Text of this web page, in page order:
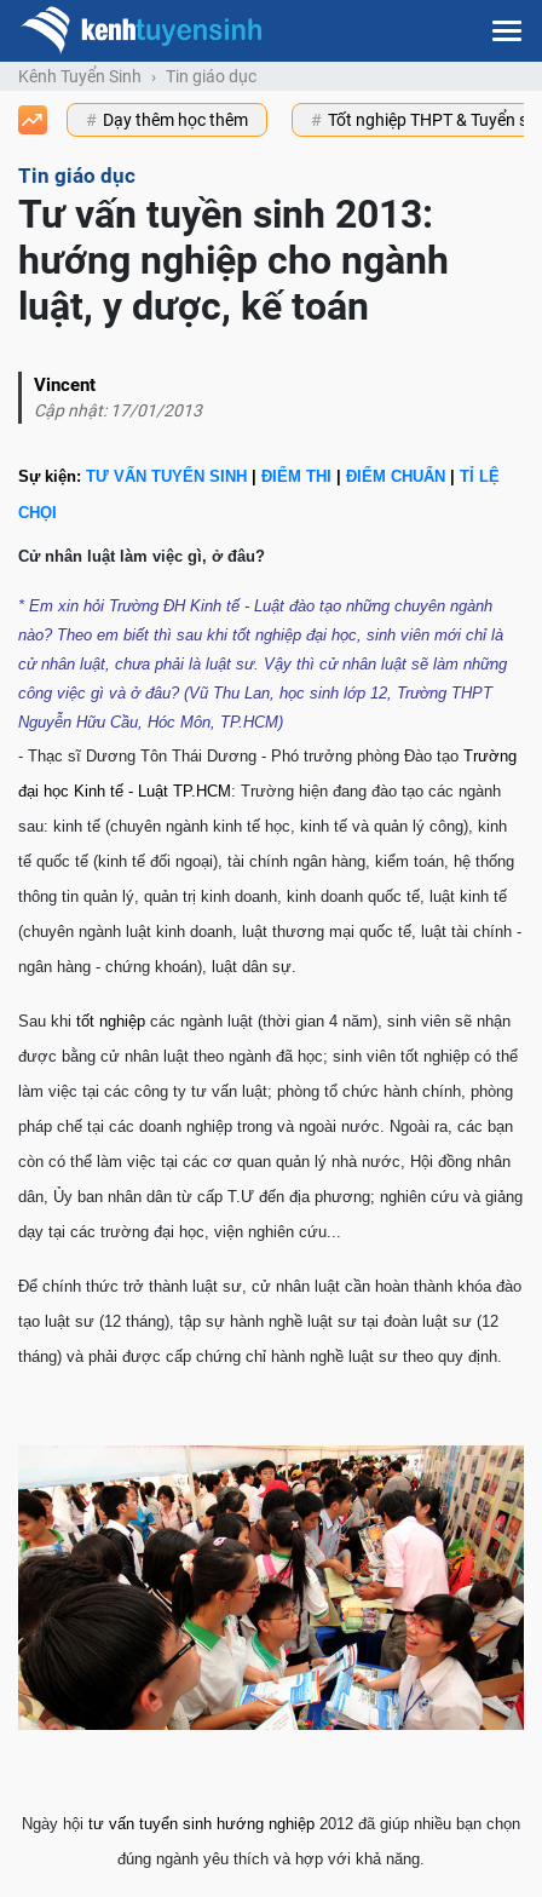
Kênh Tuyển Sinh Tin giáo dục
Dạy thêm học thêm Tốt nghiệp THPT & Tuyển
Tin giáo dục
Tư vấn tuyền sinh 2013:
hướng nghiệp cho ngành
luật, y dược, kế toán
Vincent
Cập nhật: 17/01/2013
Sự kiện: TƯ VẤN TUYỂN SINH ĐIỂM THI ĐIỂM CHUẨN
TỈ LỆ
CHỌI
Cử nhân luật làm việc gì, ở đâu?
* Em xin hỏi Trường ĐH Kinh tế - Luật đào tạo những chuyên ngành
nào? Theo em biết thì sau khi tốt nghiệp đại học, sinh viên mới chỉ là
cử nhân luật, chưa phải là luật sư. Vậy thì cử nhân luật sẽ làm những
công việc gì và ở đâu? (Vũ Thu Lan, học sinh lớp 12, Trường THPT
Nguyễn Hữu Cầu, Hóc Môn, TP.HCM)
- Thạc sĩ Dương Tôn Thái Dương - Phó trưởng phòng Đào tạo Trường
đại học Kinh tế - Luật TP.HCM : Trường hiện đang đào tạo các ngành
sau: kinh tế (chuyên ngành kinh tế học, kinh tế và quản lý công), kinh
tế quốc tế (kinh tế đối ngoại), tài chính ngân hàng, kiểm toán, hệ thống
thông tin quản lý, quản trị kinh doanh, kinh doanh quốc tế, luật kinh tế
(chuyên ngành luật kinh doanh, luật thương mại quốc tế, luật tài chính -
ngân hàng - chứng khoán), luật dân sự.
Sau khi tốt nghiệp các ngành luật (thời gian 4 năm), sinh viên sẽ nhận
được bằng cử nhân luật theo ngành đã học; sinh viên tốt nghiệp có thể
làm việc tại các công ty tư vấn luật; phòng tổ chức hành chính, phòng
pháp chế tại các doanh nghiệp trong và ngoài nước. Ngoài ra, các bạn
còn có thể làm việc tại các cơ quan quản lý nhà nước, Hội đồng nhân
dân, Ủy ban nhân dân từ cấp T.Ư đến địa phương; nghiên cứu và giảng
dạy tại các trường đại học, viện nghiên cứu...
Để chính thức trở thành luật sư, cử nhân luật cần hoàn thành khóa đào
tạo luật sư (12 tháng), tập sự hành nghề luật sư tại đoàn luật sư (12
tháng) và phải được cấp chứng chỉ hành nghề luật sư theo quy định.
Ngày hội tư vấn tuyển sinh hướng nghiệp 2012 đã giúp nhiều bạn chọn
đúng ngành yêu thích và hợp với khả năng.